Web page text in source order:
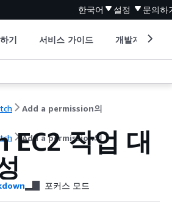
한국어 설정 문의하
기 서비스 가이드 개발자 도구
Add a permission의
Add a permission의
EC2 작업 대
포커스 모드